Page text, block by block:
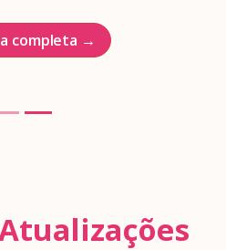
completa →